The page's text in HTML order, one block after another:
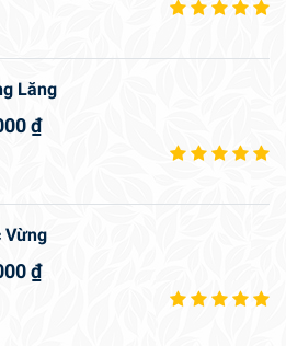
Lăng
₫
Vừng
₫